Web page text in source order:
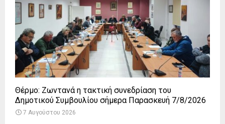
Θέρμο: Ζωντανά η τακτική συνεδρίαση του
Δημοτικού Συμβουλίου σήμερα Παρασκευή 7/8/2026
7 Αυγούστου 2026